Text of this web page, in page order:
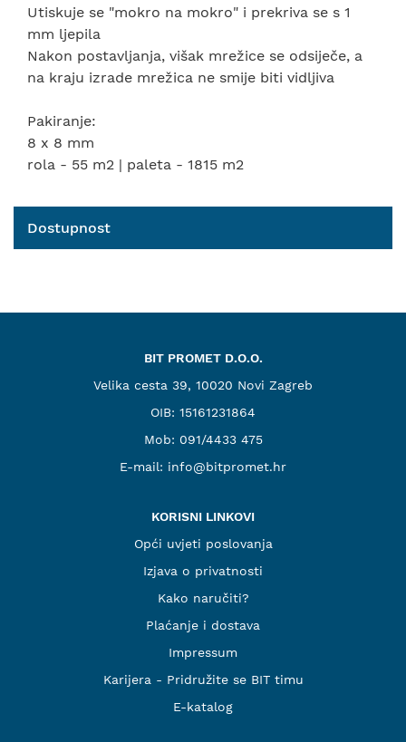
Utiskuje se "mokro na mokro" i prekriva se s 1
mm ljepila
Nakon postavljanja, višak mrežice se odsiječe, a
na kraju izrade mrežica ne smije biti vidljiva
Pakiranje:
8 x 8 mm
rola - 55 m2 | paleta - 1815 m2
Dostupnost
BIT PROMET D.O.O.
Velika cesta 39, 10020 Novi Zagreb
OIB: 15161231864
Mob: 091/4433 475
E-mail: info@bitpromet.hr
KORISNI LINKOVI
Opći uvjeti poslovanja
Izjava o privatnosti
Kako naručiti?
Plaćanje i dostava
Impressum
Karijera - Pridružite se BIT timu
E-katalog